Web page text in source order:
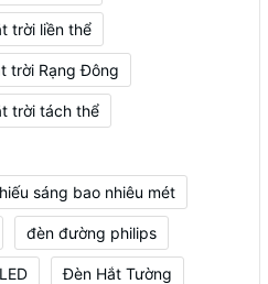
trời liền thể
trời Rạng Đông
trời tách thể
sáng bao nhiêu mét
đèn đường philips
Đèn Hắt Tường